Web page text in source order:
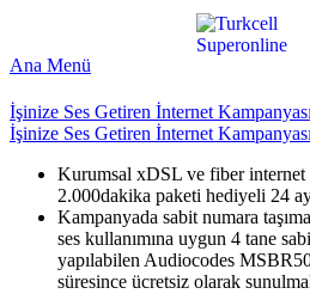
Ana Menü
İşinize Ses Getiren İnternet
İşinize Ses Getiren İnternet
​Kurumsal xDSL ve fiber
2.000dakika paketi hediyeli 24
Kampanyada sabit numara
ses kullanımına uygun 4 tane
yapılabilen Audiocodes
süresince ücretsiz olarak